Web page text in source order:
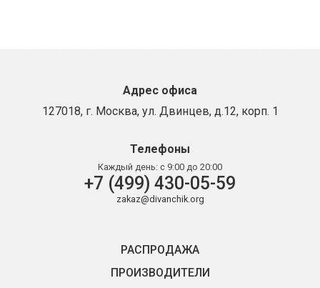
Адрес офиса
127018, г. Москва, ул. Двинцев, д.12, корп. 1
Телефоны
Каждый день: с 9:00 до 20:00
+7 (499) 430-05-59
zakaz@divanchik.org
РАСПРОДАЖА
ПРОИЗВОДИТЕЛИ